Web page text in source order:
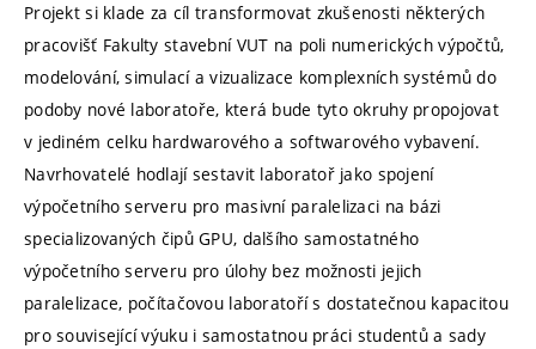
Projekt si klade za cíl transformovat zkušenosti některých
pracovišť Fakulty stavební VUT na poli numerických výpočtů,
modelování, simulací a vizualizace komplexních systémů do
podoby nové laboratoře, která bude tyto okruhy propojovat
v jediném celku hardwarového a softwarového vybavení.
Navrhovatelé hodlají sestavit laboratoř jako spojení
výpočetního serveru pro masivní paralelizaci na bázi
specializovaných čipů GPU, dalšího samostatného
výpočetního serveru pro úlohy bez možnosti jejich
paralelizace, počítačovou laboratoří s dostatečnou kapacitou
pro související výuku i samostatnou práci studentů a sady